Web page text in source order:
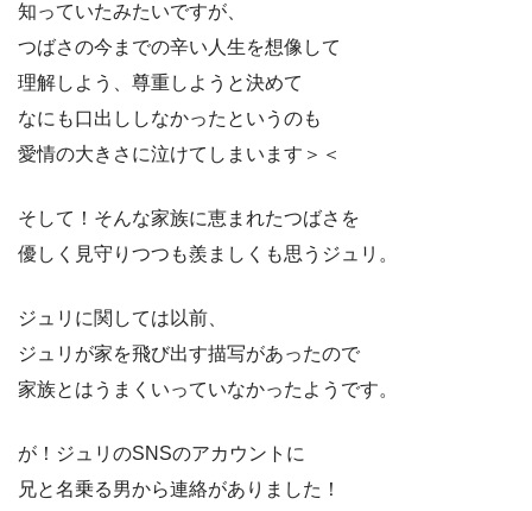
知っていたみたいですが、
つばさの今までの辛い人生を想像して
理解しよう、尊重しようと決めて
なにも口出ししなかったというのも
愛情の大きさに泣けてしまいます＞＜
そして！そんな家族に恵まれたつばさを
優しく見守りつつも羨ましくも思うジュリ。
ジュリに関しては以前、
ジュリが家を飛び出す描写があったので
家族とはうまくいっていなかったようです。
が！ジュリのSNSのアカウントに
兄と名乗る男から連絡がありました！